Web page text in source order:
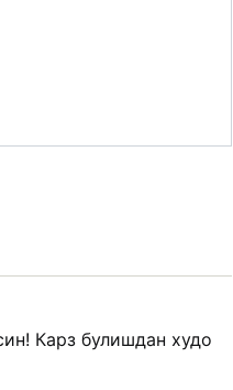
Карз булишдан худо